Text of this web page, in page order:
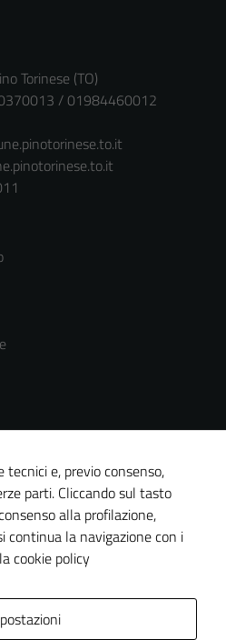
Torinese (TO)
/ 01984460012
qualità
e, previo consenso,
parti. Cliccando sul tasto
alla profilazione,
continua la navigazione con i
cookie policy